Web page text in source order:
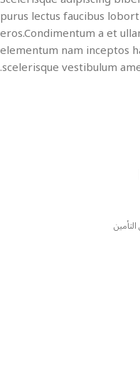
purus lectus faucibus
eros.Condimentum a et
elementum nam inceptos
scelerisque vestibulum